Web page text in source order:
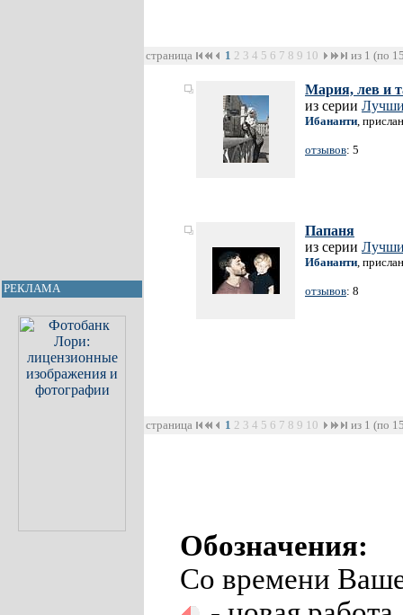
РЕКЛАМА
страница 1 2 3 4 5 6 7 8 9 10 из 1 (по
Мария, лев и
из серии
Ибананти,
отзывов: 5
Папаня
из серии
Ибананти,
отзывов: 8
страница 1 2 3 4 5 6 7 8 9 10 из 1 (по
Обозначения:
Со времени